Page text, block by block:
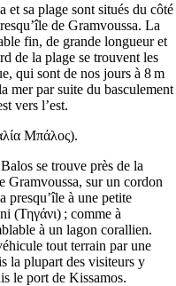
et sa plage sont situés du côté
de Gramvoussa. La
fin, de grande longueur et
de la plage se trouvent les
qui sont de nos jours à 8 m
mer par suite du basculement
vers l’est.
Μπάλος).
se trouve près de la
Gramvoussa, sur un cordon
presqu’île à une petite
(Τηγάνι) ; comme à
à un lagon corallien.
tout terrain par une
la plupart des visiteurs y
le port de Kissamos.